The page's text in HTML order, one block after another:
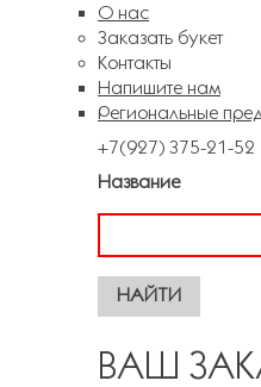
О нас
Заказать букет
Контакты
Напишите нам
Региональные
+7(927) 375-21-52
Название
ВАШ